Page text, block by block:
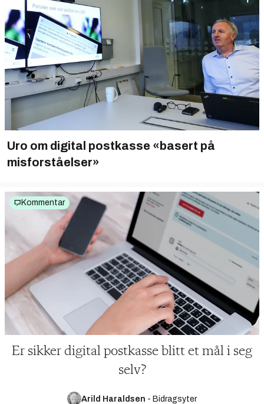
Uro om digital postkasse «basert på
misforståelser»
Kommentar
Er sikker digital postkasse blitt et mål i seg
selv?
Arild Haraldsen - Bidragsyter